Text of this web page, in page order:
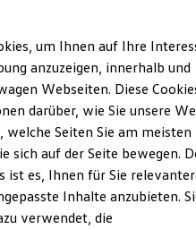
Modelle
um Ihnen auf Ihre
anzuzeigen, innerhalb und
Webseiten. Diese
darüber, wie Sie unsere
welche Seiten Sie am meisten
sich auf der Seite bewegen.
ist es, Ihnen für Sie
Inhalte anzubieten.
verwendet, die